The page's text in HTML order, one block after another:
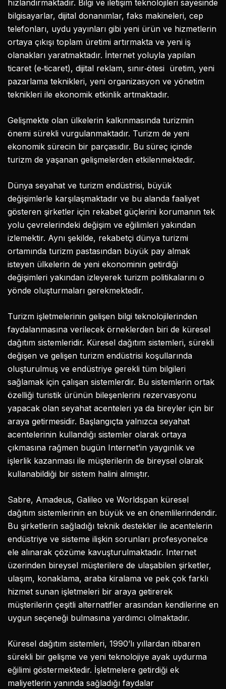
hızlandırmaktadır. Bilgi ve iletişim teknolojileri sayesinde
bilgisayarlar, dijital donanımlar, faks makineleri, cep
telefonları, uydu yayınları gibi yeni ürün ve hizmetlerin
ortaya çıkışı toplam üretimi artırmakta ve yeni iş
olanakları yaratmaktadır. İnternet yoluyla yapılan
ticaret (e‐ticaret), dijital reklam, sınır‐ötesi üretim, yeni
pazarlama teknikleri, yeni organizasyon ve yönetim
teknikleri ile ekonomik etkinlik artmaktadır.
Gelişmekte olan ülkelerin kalkınmasında turizmin
önemi sürekli vurgulanmaktadır. Turizm de yeni
ekonomik sürecin bir parçasıdır. Bu süreç içinde
turizm de yaşanan gelişmelerden etkilenmektedir.
Dünya seyahat ve turizm endüstrisi, büyük
değişimlerle karşılaşmaktadır ve bu alanda faaliyet
gösteren şirketler için rekabet güçlerini korumanın tek
yolu çevrelerindeki değişim ve eğilimleri yakından
izlemektir. Aynı şekilde, rekabetçi dünya turizmi
ortamında turizm pastasından büyük pay almak
isteyen ülkelerin de yeni ekonominin getirdiği
değişimleri yakından izleyerek turizm politikalarını o
yönde oluşturmaları gerekmektedir.
Turizm işletmelerinin gelişen bilgi teknolojilerinden
faydalanmasına verilecek örneklerden biri de küresel
dağıtım sistemleridir. Küresel dağıtım sistemleri, sürekli
değişen ve gelişen turizm endüstrisi koşullarında
oluşturulmuş ve endüstriye gerekli tüm bilgileri
sağlamak için çalışan sistemlerdir. Bu sistemlerin ortak
özelliği turistik ürünün bileşenlerini rezervasyonu
yapacak olan seyahat acenteleri ya da bireyler için bir
araya getirmesidir. Başlangıçta yalnızca seyahat
acentelerinin kullandığı sistemler olarak ortaya
çıkmasına rağmen bugün Internet’in yaygınlık ve
işlerlik kazanması ile müşterilerin de bireysel olarak
kullanabildiği bir sistem halini almıştır.
Sabre, Amadeus, Galileo ve Worldspan küresel
dağıtım sistemlerinin en büyük ve en önemlilerindendir.
Bu şirketlerin sağladığı teknik destekler ile acentelerin
endüstriye ve sisteme ilişkin sorunları profesyonelce
ele alınarak çözüme kavuşturulmaktadır. Internet
üzerinden bireysel müşterilere de ulaşabilen şirketler,
ulaşım, konaklama, araba kiralama ve pek çok farklı
hizmet sunan işletmeleri bir araya getirerek
müşterilerin çeşitli alternatifler arasından kendilerine en
uygun seçeneği bulmasına yardımcı olmaktadır.
Küresel dağıtım sistemleri, 1990’lı yıllardan itibaren
sürekli bir gelişme ve yeni teknolojiye ayak uydurma
eğilimi göstermektedir. İşletmelere getirdiği ek
maliyetlerin yanında sağladığı faydalar